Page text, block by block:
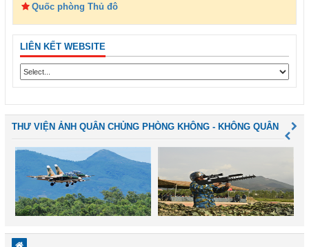
Quốc phòng Thủ đô
LIÊN KẾT WEBSITE
THƯ VIỆN ẢNH QUÂN CHỦNG PHÒNG KHÔNG - KHÔNG QUÂN